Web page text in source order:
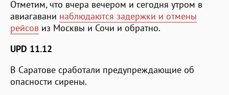
Отметим, что вчера вечером и сегодня утром в
авиагавани наблюдаются задержки и отмены
рейсов из Москвы и Сочи и обратно.
UPD 11.12
В Саратове сработали предупреждающие об
опасности сирены.